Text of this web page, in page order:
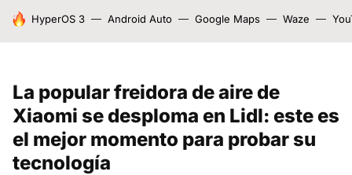
HOY SE HABLA DE
HyperOS 3 Android Auto Google Maps Waze
La popular freidora de aire de
Xiaomi se desploma en Lidl: este es
el mejor momento para probar su
tecnología